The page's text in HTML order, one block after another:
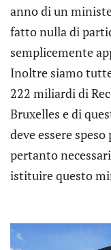
anno di un
fatto nulla di
semplicemente
Inoltre siamo
222 miliardi di
Bruxelles e di
deve essere
pertanto
istituire questo